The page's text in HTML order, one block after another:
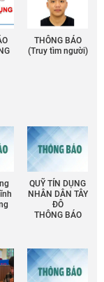
THÔNG BÁO
(Truy tìm người)
QUỸ TÍN DỤNG
NHÂN DÂN TÂY
ĐÔ
THÔNG BÁO